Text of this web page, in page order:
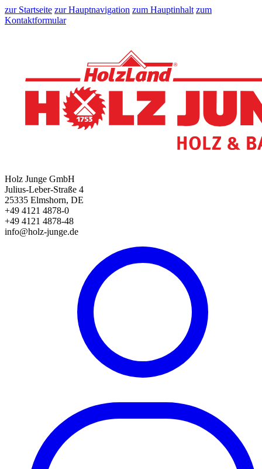
zur Startseite zur Hauptnavigation zum Hauptinhalt zum
Kontaktformular
Holz Junge GmbH
Julius-Leber-Straße 4
25335 Elmshorn, DE
+49 4121 4878-0
+49 4121 4878-48
info@holz-junge.de